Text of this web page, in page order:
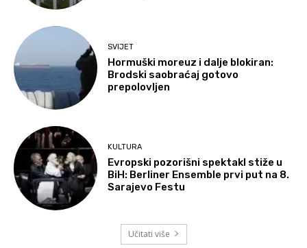
SVIJET
Hormuški moreuz i dalje blokiran:
Brodski saobraćaj gotovo
prepolovljen
KULTURA
Evropski pozorišni spektakl stiže u
BiH: Berliner Ensemble prvi put na 8.
Sarajevo Festu
Učitati više